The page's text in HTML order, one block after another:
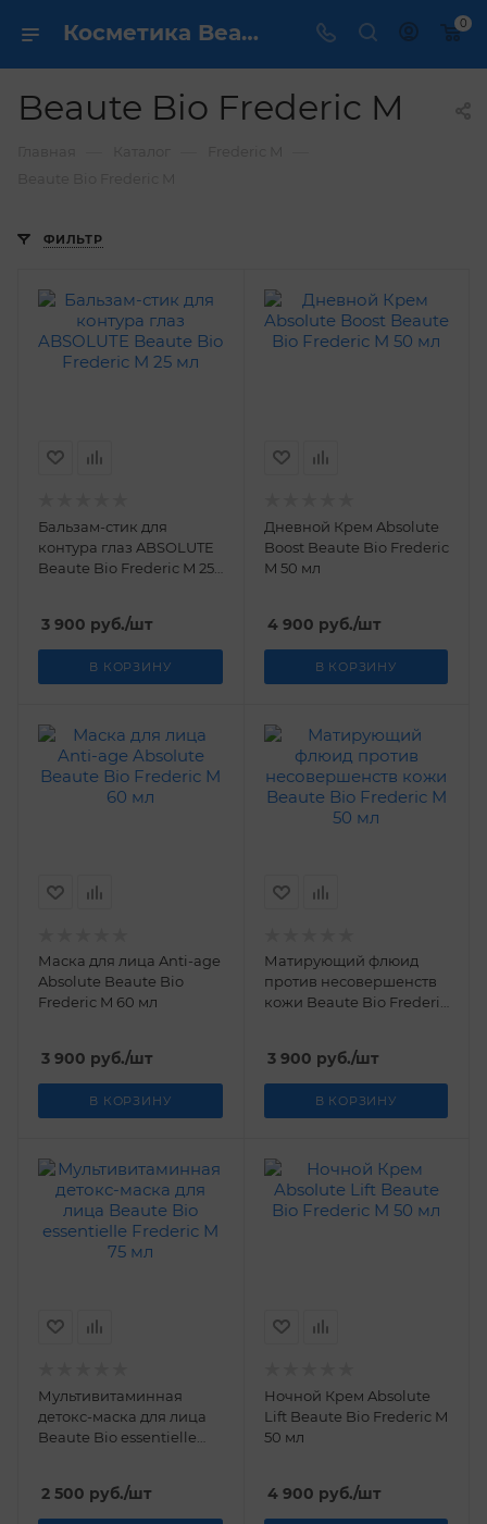
Косметика Beaute Bio Frederic M - купить в интернет магазине ✔️ по выгодной цене 0
Beaute Bio Frederic M
ФИЛЬТР
Бальзам-стик для
контура глаз ABSOLUTE
Beaute Bio Frederic M 25
3 900 руб./шт
В КОРЗИНУ
Дневной Крем Absolute
Boost Beaute Bio Frederic
M 50 мл
4 900 руб./шт
В КОРЗИНУ
Маска для лица Anti-age
Absolute Beaute Bio
Frederic M 60 мл
3 900 руб./шт
В КОРЗИНУ
Матирующий флюид
против несовершенств
кожи Beaute Bio Frederic
3 900 руб./шт
В КОРЗИНУ
Мультивитаминная
детокс-маска для лица
Beaute Bio essentielle
2 500 руб./шт
Ночной Крем Absolute
Lift Beaute Bio Frederic M
50 мл
4 900 руб./шт